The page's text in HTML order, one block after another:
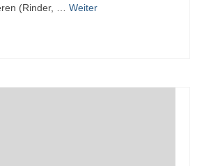
(Rinder, … Weiter